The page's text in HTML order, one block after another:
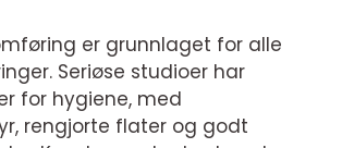
er grunnlaget for alle
Seriøse studioer har
for hygiene, med
rengjorte flater og godt